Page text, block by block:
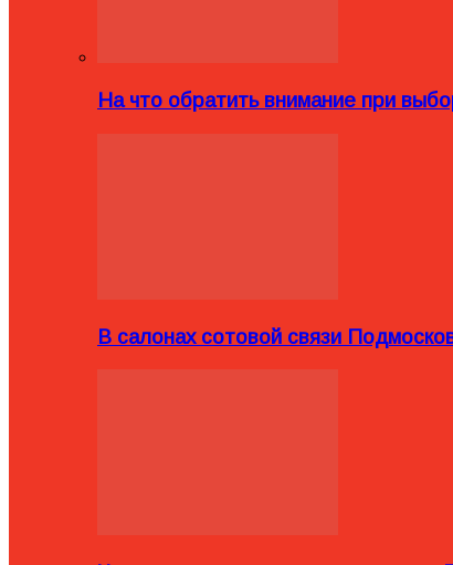
На что обратить внимание при
В салонах сотовой связи